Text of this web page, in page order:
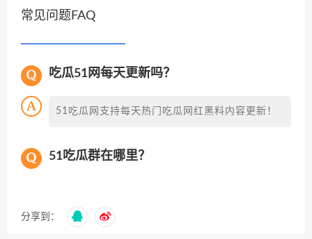
常见问题FAQ
吃瓜51网每天更新吗？
51吃瓜网支持每天热门吃瓜网红黑料内容更新！
51吃瓜群在哪里？
分享到：